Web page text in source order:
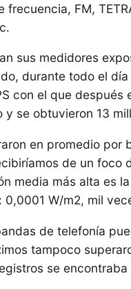
frecuencia, FM,
sus medidores
durante todo el
con el que
y se obtuvieron 13
en promedio
de un foco
media más alta es
0,0001 W/m2, mil
de telefonía
tampoco
se